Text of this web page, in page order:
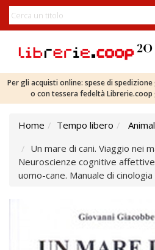
Per gli acquisti online: spese di
o con tessera fedeltà
Home Tempo libero
Un mare di cani. Viaggio nei
Neuroscienze cognitive
uomo-cane. Manuale di